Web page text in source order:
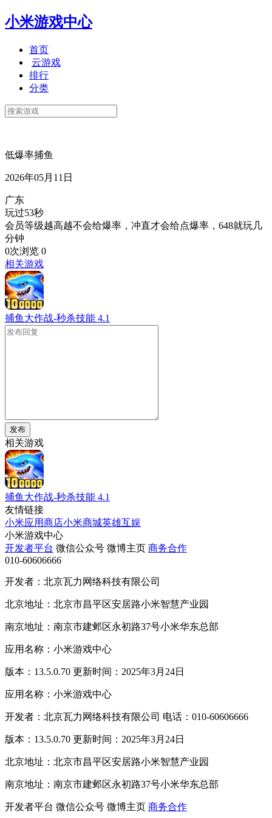
小米游戏中心
首页
云游戏
排行
分类
低爆率捕鱼
2026年05月11日
广东
玩过53秒
会员等级越高越不会给爆率，冲直才会给点爆率，648就玩几
分钟
0次浏览 0
相关游戏
捕鱼大作战-秒杀技能 4.1
发布
相关游戏
捕鱼大作战-秒杀技能 4.1
友情链接
小米应用商店小米商城英雄互娱
小米游戏中心
开发者平台 微信公众号 微博主页 商务合作
010-60606666
开发者：北京瓦力网络科技有限公司
北京地址：北京市昌平区安居路小米智慧产业园
南京地址：南京市建邺区永初路37号小米华东总部
应用名称：小米游戏中心
版本：13.5.0.70 更新时间：2025年3月24日
应用名称：小米游戏中心
开发者：北京瓦力网络科技有限公司 电话：010-60606666
版本：13.5.0.70 更新时间：2025年3月24日
北京地址：北京市昌平区安居路小米智慧产业园
南京地址：南京市建邺区永初路37号小米华东总部
开发者平台 微信公众号 微博主页 商务合作